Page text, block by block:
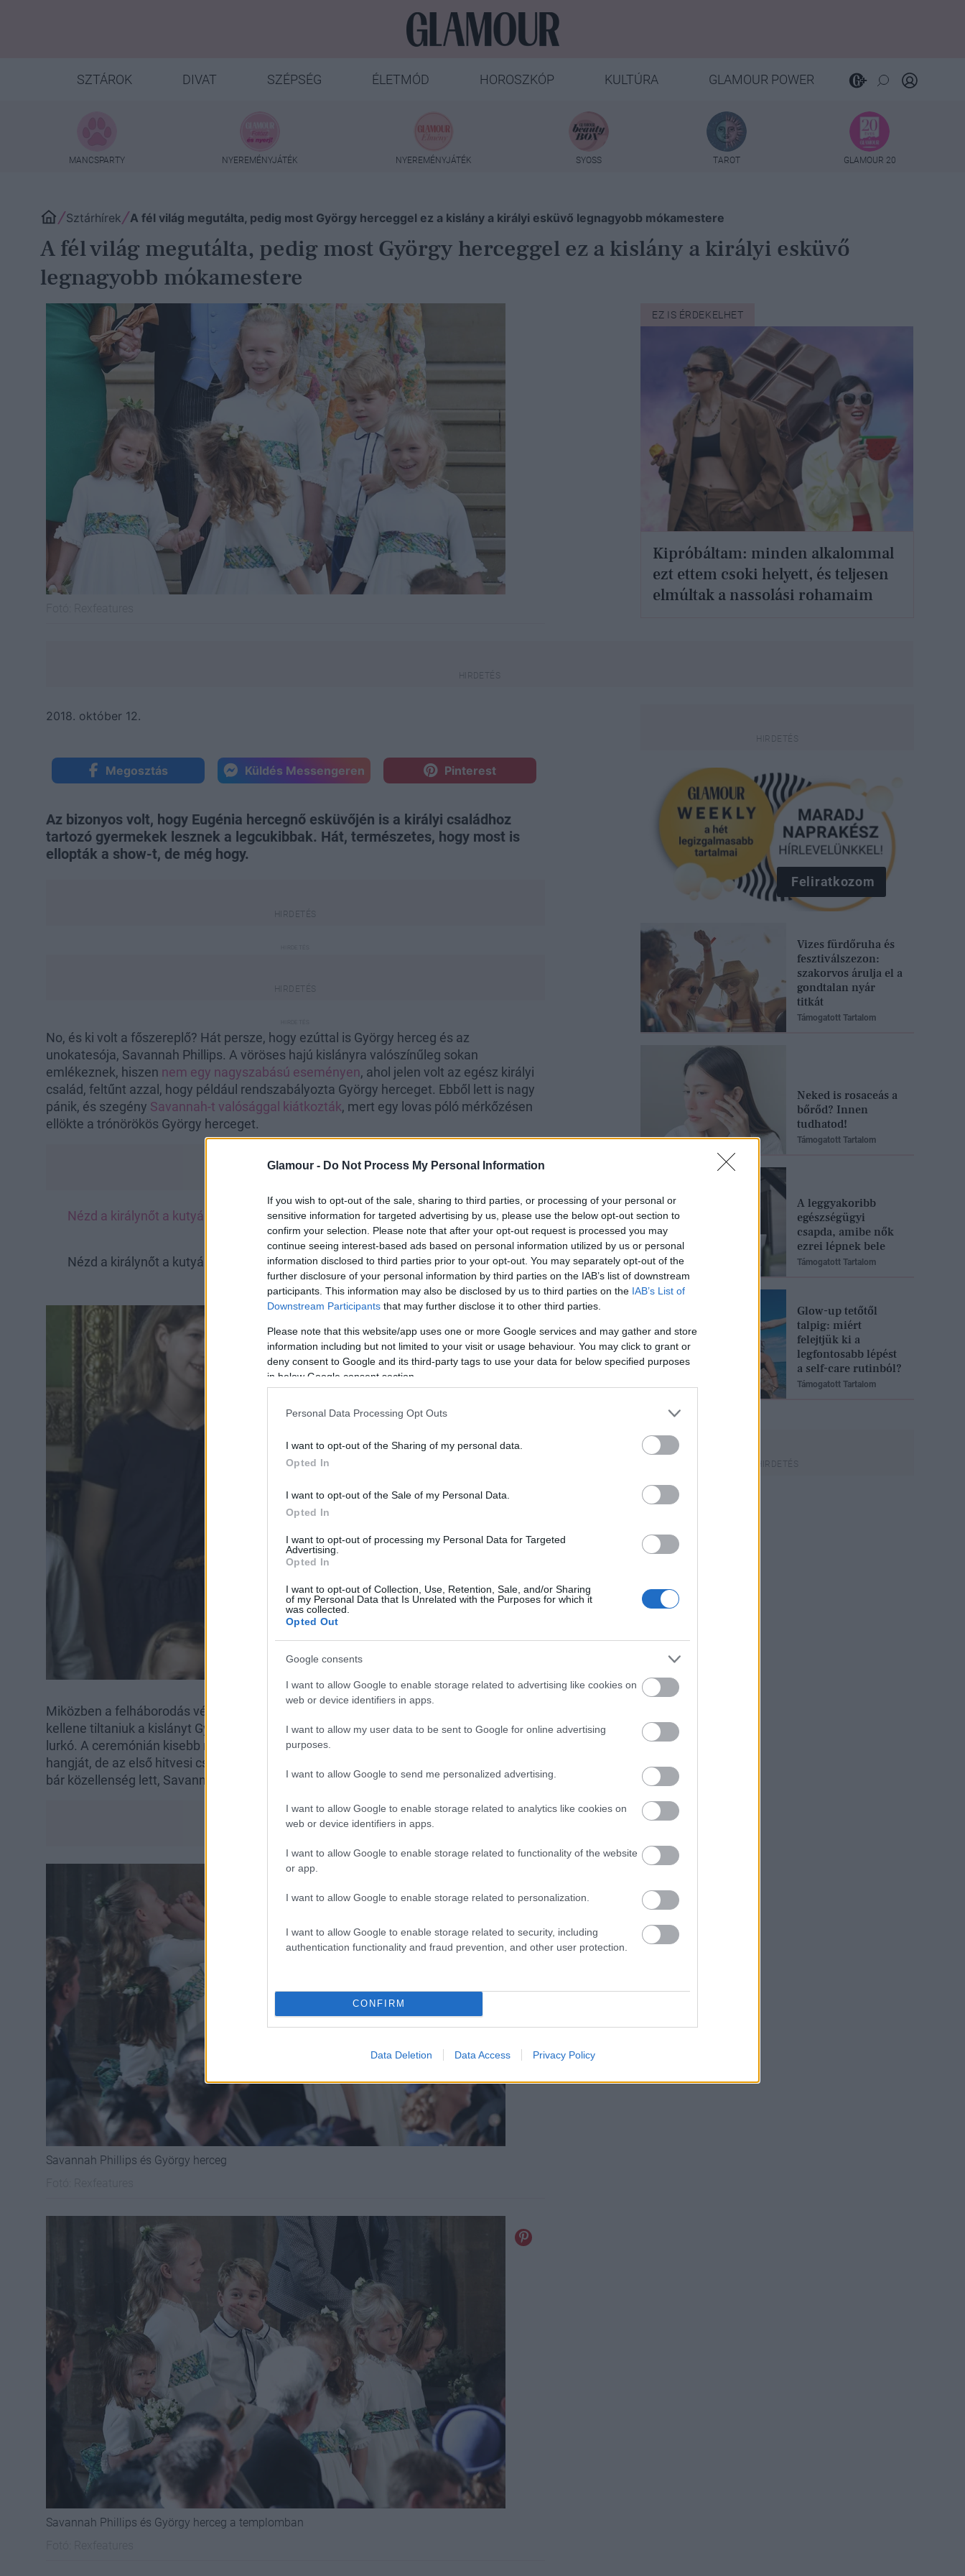
Glamour - Do Not Process My Personal Information
If you wish to opt-out of the sale, sharing to third parties, or processing of your personal or
sensitive information for targeted advertising by us, please use the below opt-out section to
confirm your selection. Please note that after your opt-out request is processed you may
continue seeing interest-based ads based on personal information utilized by us or personal
information disclosed to third parties prior to your opt-out. You may separately opt-out of the
further disclosure of your personal information by third parties on the IAB’s list of downstream
participants. This information may also be disclosed by us to third parties on the IAB’s List of
Downstream Participants that may further disclose it to other third parties.
Please note that this website/app uses one or more Google services and may gather and store
information including but not limited to your visit or usage behaviour. You may click to grant or
deny consent to Google and its third-party tags to use your data for below specified purposes
in below Google consent section.
Personal Data Processing Opt Outs
I want to opt-out of the Sharing of my personal data.
Opted In
I want to opt-out of the Sale of my Personal Data.
Opted In
I want to opt-out of processing my Personal Data for Targeted
Advertising.
Opted In
I want to opt-out of Collection, Use, Retention, Sale, and/or Sharing
of my Personal Data that Is Unrelated with the Purposes for which it
was collected.
Opted Out
Google consents
I want to allow Google to enable storage related to advertising like cookies on
web or device identifiers in apps.
I want to allow my user data to be sent to Google for online advertising
purposes.
I want to allow Google to send me personalized advertising.
I want to allow Google to enable storage related to analytics like cookies on
web or device identifiers in apps.
I want to allow Google to enable storage related to functionality of the website
or app.
I want to allow Google to enable storage related to personalization.
I want to allow Google to enable storage related to security, including
authentication functionality and fraud prevention, and other user protection.
CONFIRM
Data Deletion Data Access Privacy Policy
SZTÁROK DIVAT SZÉPSÉG ÉLETMÓD HOROSZKÓP KULTÚRA GLAMOUR POWER
MANCSPARTY NYEREMÉNYJÁTÉK NYEREMÉNYJÁTÉK SYOSS TAROT GLAMOUR 20
Sztárhírek A fél világ megutálta, pedig most György herceggel ez a kislány a királyi esküvő legnagyobb mókamestere
A fél világ megutálta, pedig most György herceggel ez a kislány a királyi esküvő
legnagyobb mókamestere
EZ IS ÉRDEKELHET
Kipróbáltam: minden alkalommal
ezt ettem csoki helyett, és teljesen
elmúltak a nassolási rohamaim
2018. október 12.
Megosztás Küldés Messengeren Pinterest
Az bizonyos volt, hogy Eugénia hercegnő esküvőjén is a királyi családhoz
tartozó gyermekek lesznek a legcukibbak. Hát, természetes, hogy most is
ellopták a show-t, de még hogy.
No, és ki volt a főszereplő? Hát persze, hogy ezúttal is György herceg és az
unokatesója, Savannah Phillips. A vöröses hajú kislányra valószínűleg sokan
emlékeznek, hiszen nem egy nagyszabású eseményen, ahol jelen volt az egész királyi
család, feltűnt azzal, hogy például rendszabályozta György herceget. Ebből lett is nagy
pánik, és szegény Savannah-t valósággal kiátkozták, mert egy lovas póló mérkőzésen
ellökte a trónörökös György herceget.
Nézd a királynőt a kutyáival és az összes dédunokájával, Sarolta és György is ott
vannak nyilván!
Nézd a királynőt a kutyáival és az összes dédunokájával, Sarolta és György is ott
vannak nyilván!
Miközben a felháborodás végiggyűrűzött a világon, és sokak szerint Vilmoséknak el
kellene tiltaniuk a kislányt Györgytől, az esküvőn megint kéz a kézben ment a két kis
lurkó. A ceremónián kisebb riadalmat okozott, hogy Savannah utánozta a fanfár
hangját, de az első hitvesi csókot már álmélkodva nézték a templom lépcsőjén. Szóval,
bár közellenség lett, Savannah és György herceg továbbra is szuper pajtások!
Savannah Phillips és György herceg
Savannah Phillips és György herceg a templomban
Feliratkozom
Vizes fürdőruha és
fesztiválszezon:
szakorvos árulja el a
gondtalan nyár
titkát
Támogatott Tartalom
Neked is rosaceás a
bőrőd? Innen
tudhatod!
Támogatott Tartalom
A leggyakoribb
egészségügyi
csapda, amibe nők
ezrei lépnek bele
Támogatott Tartalom
Glow-up tetőtől
talpig: miért
felejtjük ki a
legfontosabb lépést
a self-care rutinból?
Támogatott Tartalom